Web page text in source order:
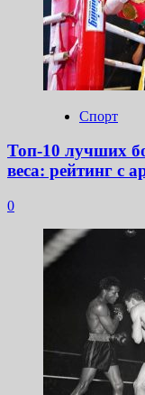
Спорт
Топ-10 лучших
веса: рейтинг с
0